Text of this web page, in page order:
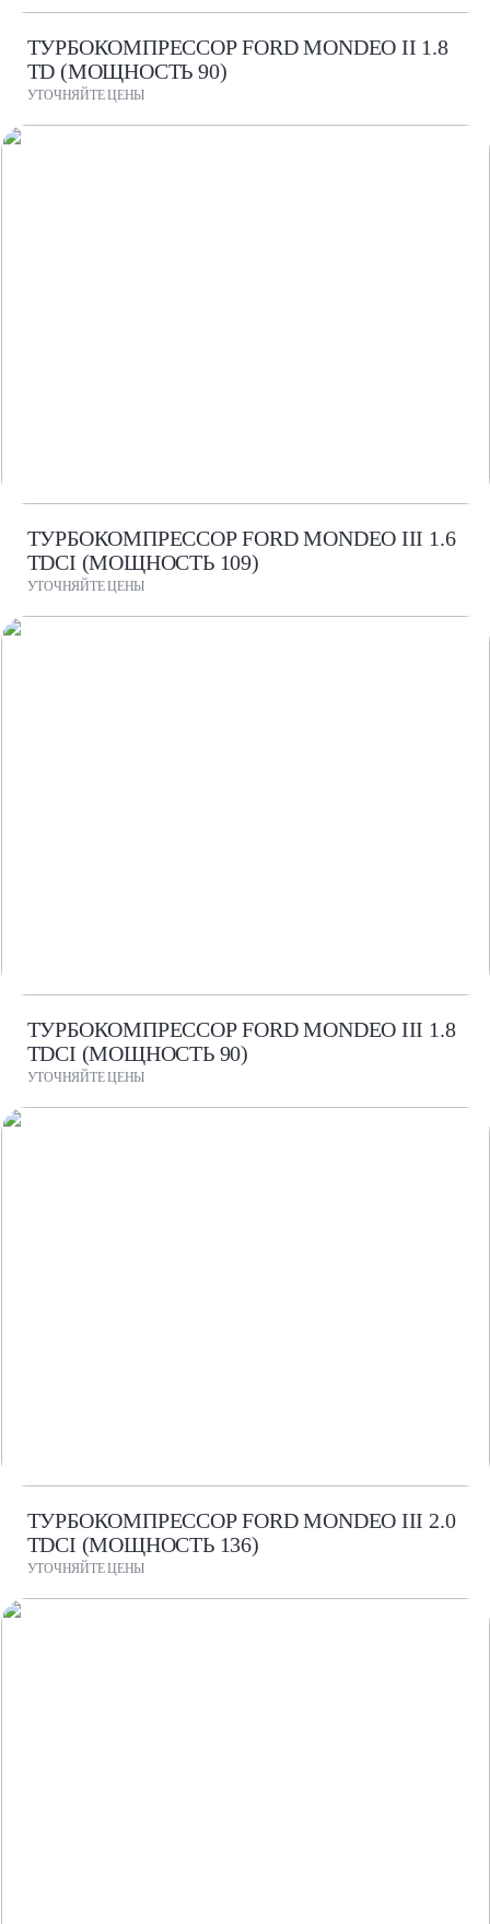
ТУРБОКОМПРЕССОР FORD MONDEO II 1.8
TD (МОЩНОСТЬ 90)
УТОЧНЯЙТЕ ЦЕНЫ
ТУРБОКОМПРЕССОР FORD MONDEO III 1.6
TDCI (МОЩНОСТЬ 109)
УТОЧНЯЙТЕ ЦЕНЫ
ТУРБОКОМПРЕССОР FORD MONDEO III 1.8
TDCI (МОЩНОСТЬ 90)
УТОЧНЯЙТЕ ЦЕНЫ
ТУРБОКОМПРЕССОР FORD MONDEO III 2.0
TDCI (МОЩНОСТЬ 136)
УТОЧНЯЙТЕ ЦЕНЫ